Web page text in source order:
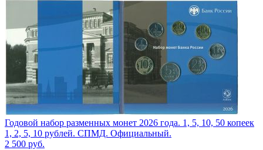
Годовой набор разменных монет 2026 года. 1, 5, 10, 50 копеек
1, 2, 5, 10 рублей. СПМД. Официальный.
2 500 руб.